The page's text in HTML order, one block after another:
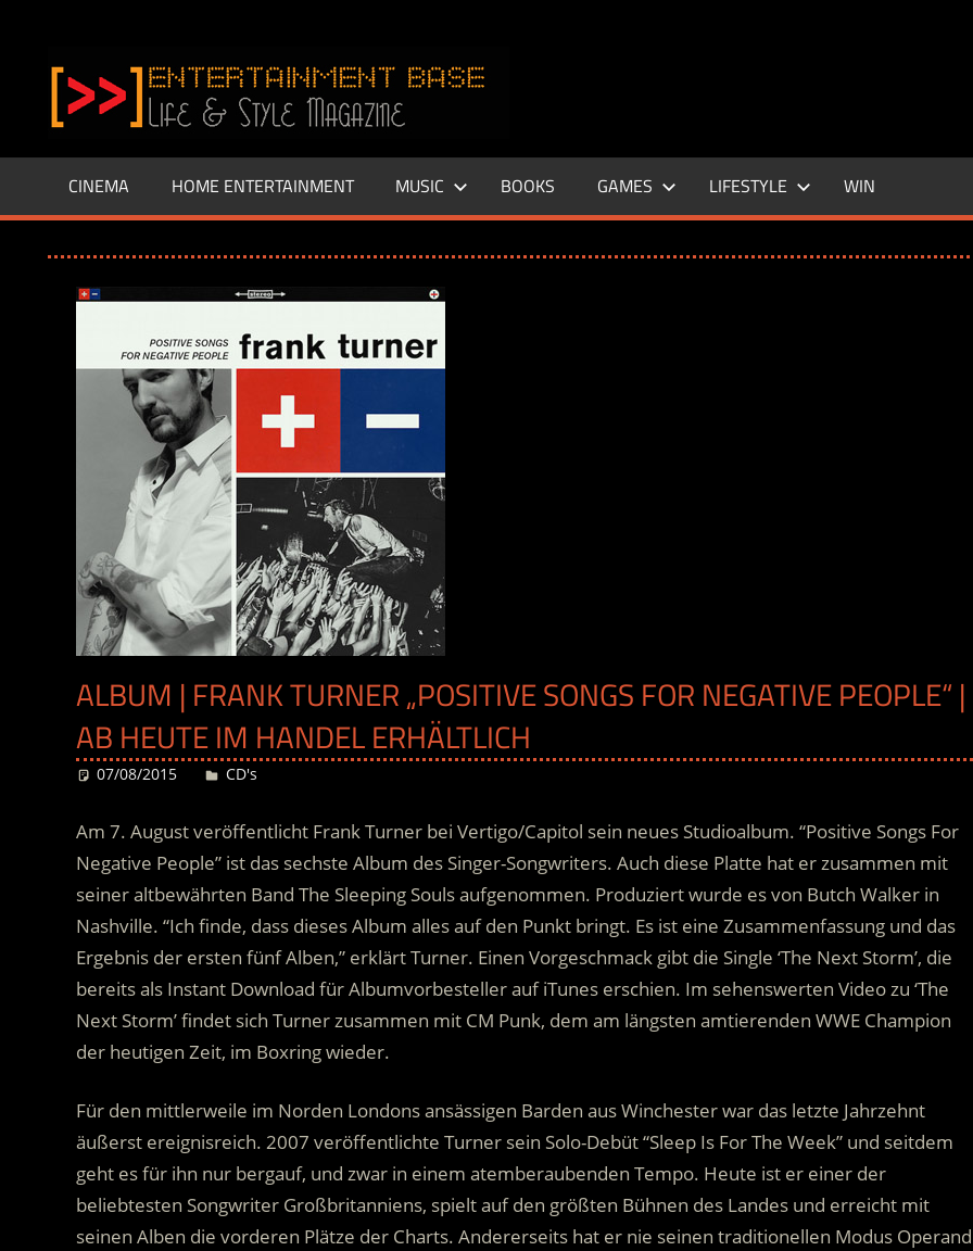
springen
–
LIFE
Base.de
CINEMA HOME ENTERTAINMENT MUSIC BOOKS GAMES LIFESTYLE WIN
ALBUM | FRANK TURNER „POSITIVE SONGS FOR NEGATIVE PEOPLE“ |
AB HEUTE IM HANDEL ERHÄLTLICH
07/08/2015 Desiree
CD's
Am 7. August veröffentlicht Frank Turner bei Vertigo/Capitol sein neues Studioalbum. “Positive Songs For
Negative People” ist das sechste Album des Singer-Songwriters. Auch diese Platte hat er zusammen mit
seiner altbewährten Band The Sleeping Souls aufgenommen. Produziert wurde es von Butch Walker in
Nashville. “Ich finde, dass dieses Album alles auf den Punkt bringt. Es ist eine Zusammenfassung und das
Ergebnis der ersten fünf Alben,” erklärt Turner. Einen Vorgeschmack gibt die Single ‘The Next Storm’, die
bereits als Instant Download für Albumvorbesteller auf iTunes erschien. Im sehenswerten Video zu ‘The
Next Storm’ findet sich Turner zusammen mit CM Punk, dem am längsten amtierenden WWE Champion
der heutigen Zeit, im Boxring wieder.
Für den mittlerweile im Norden Londons ansässigen Barden aus Winchester war das letzte Jahrzehnt
äußerst ereignisreich. 2007 veröffentlichte Turner sein Solo-Debüt “Sleep Is For The Week” und seitdem
geht es für ihn nur bergauf, und zwar in einem atemberaubenden Tempo. Heute ist er einer der
beliebtesten Songwriter Großbritanniens, spielt auf den größten Bühnen des Landes und erreicht mit
seinen Alben die vorderen Plätze der Charts. Andererseits hat er nie seinen traditionellen Modus